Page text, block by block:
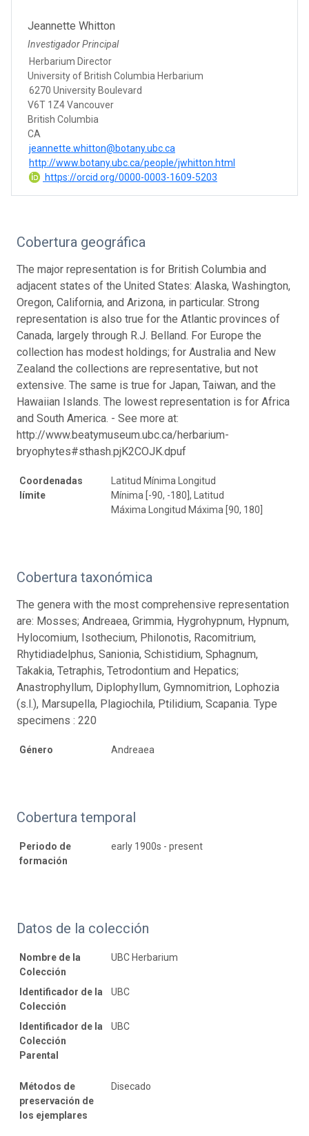
Jeannette Whitton
Investigador Principal
Herbarium Director
University of British Columbia Herbarium
6270 University Boulevard
V6T 1Z4 Vancouver
British Columbia
CA
jeannette.whitton@botany.ubc.ca
http://www.botany.ubc.ca/people/jwhitton.html
https://orcid.org/0000-0003-1609-5203
Cobertura geográfica
The major representation is for British Columbia and
adjacent states of the United States: Alaska, Washington,
Oregon, California, and Arizona, in particular. Strong
representation is also true for the Atlantic provinces of
Canada, largely through R.J. Belland. For Europe the
collection has modest holdings; for Australia and New
Zealand the collections are representative, but not
extensive. The same is true for Japan, Taiwan, and the
Hawaiian Islands. The lowest representation is for Africa
and South America. - See more at:
http://www.beatymuseum.ubc.ca/herbarium-
bryophytes#sthash.pjK2COJK.dpuf
Coordenadas
límite
Latitud Mínima Longitud
Mínima [-90, -180], Latitud
Máxima Longitud Máxima [90, 180]
Cobertura taxonómica
The genera with the most comprehensive representation
are: Mosses; Andreaea, Grimmia, Hygrohypnum, Hypnum,
Hylocomium, Isothecium, Philonotis, Racomitrium,
Rhytidiadelphus, Sanionia, Schistidium, Sphagnum,
Takakia, Tetraphis, Tetrodontium and Hepatics;
Anastrophyllum, Diplophyllum, Gymnomitrion, Lophozia
(s.l.), Marsupella, Plagiochila, Ptilidium, Scapania. Type
specimens : 220
Género Andreaea
Cobertura temporal
Periodo de
formación
early 1900s - present
Datos de la colección
Nombre de la
Colección
UBC Herbarium
Identificador de la
Colección
UBC
Identificador de la
Colección
Parental
UBC
Métodos de
preservación de
los ejemplares
Disecado